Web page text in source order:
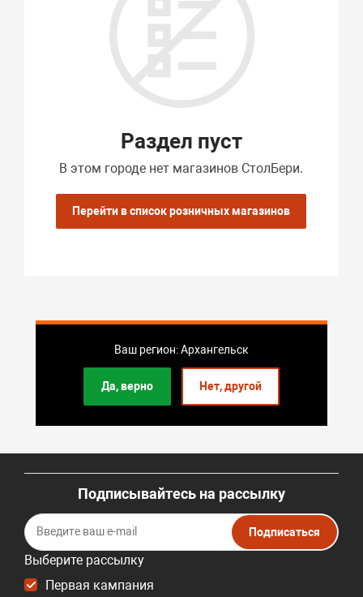
Ваш регион: Архангельск
Да, верно Нет, другой
Раздел пуст
В этом городе нет магазинов СтолБери.
Перейти в список розничных магазинов
Подписывайтесь на рассылку
Выберите рассылку
Первая кампания
Подписаться